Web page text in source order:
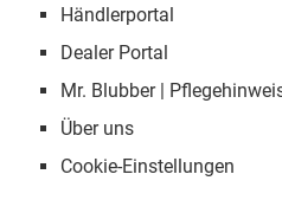
Händlerportal
Dealer Portal
Mr. Blubber |
Über uns
Cookie-Einstellungen